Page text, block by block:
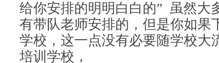
给你安排的明明白白的” 虽然大
有带队老师安排的，但是你如果
学校，这一点没有必要随学校大
培训学校，